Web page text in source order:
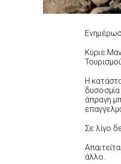
Κύριε
Η
άπραγη
Σε λίγο
άλλο.